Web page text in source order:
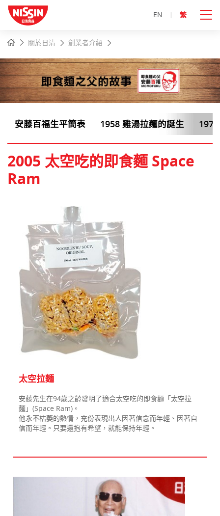
EN 繁
開
始
主頁關於日清 創業者介紹
安藤百福生平簡表 1958 雞湯拉麵的誕生
2005 太空吃的即食麵 Space
Ram
太空拉麵
安藤先生在94歲之齡發明了適合太空吃的即食麵「太空拉
麵」(Space Ram)。
他永不枯萎的熱情，充份表現出人因著信念而年輕、因著自
信而年輕。只要還抱有希望，就能保持年輕。